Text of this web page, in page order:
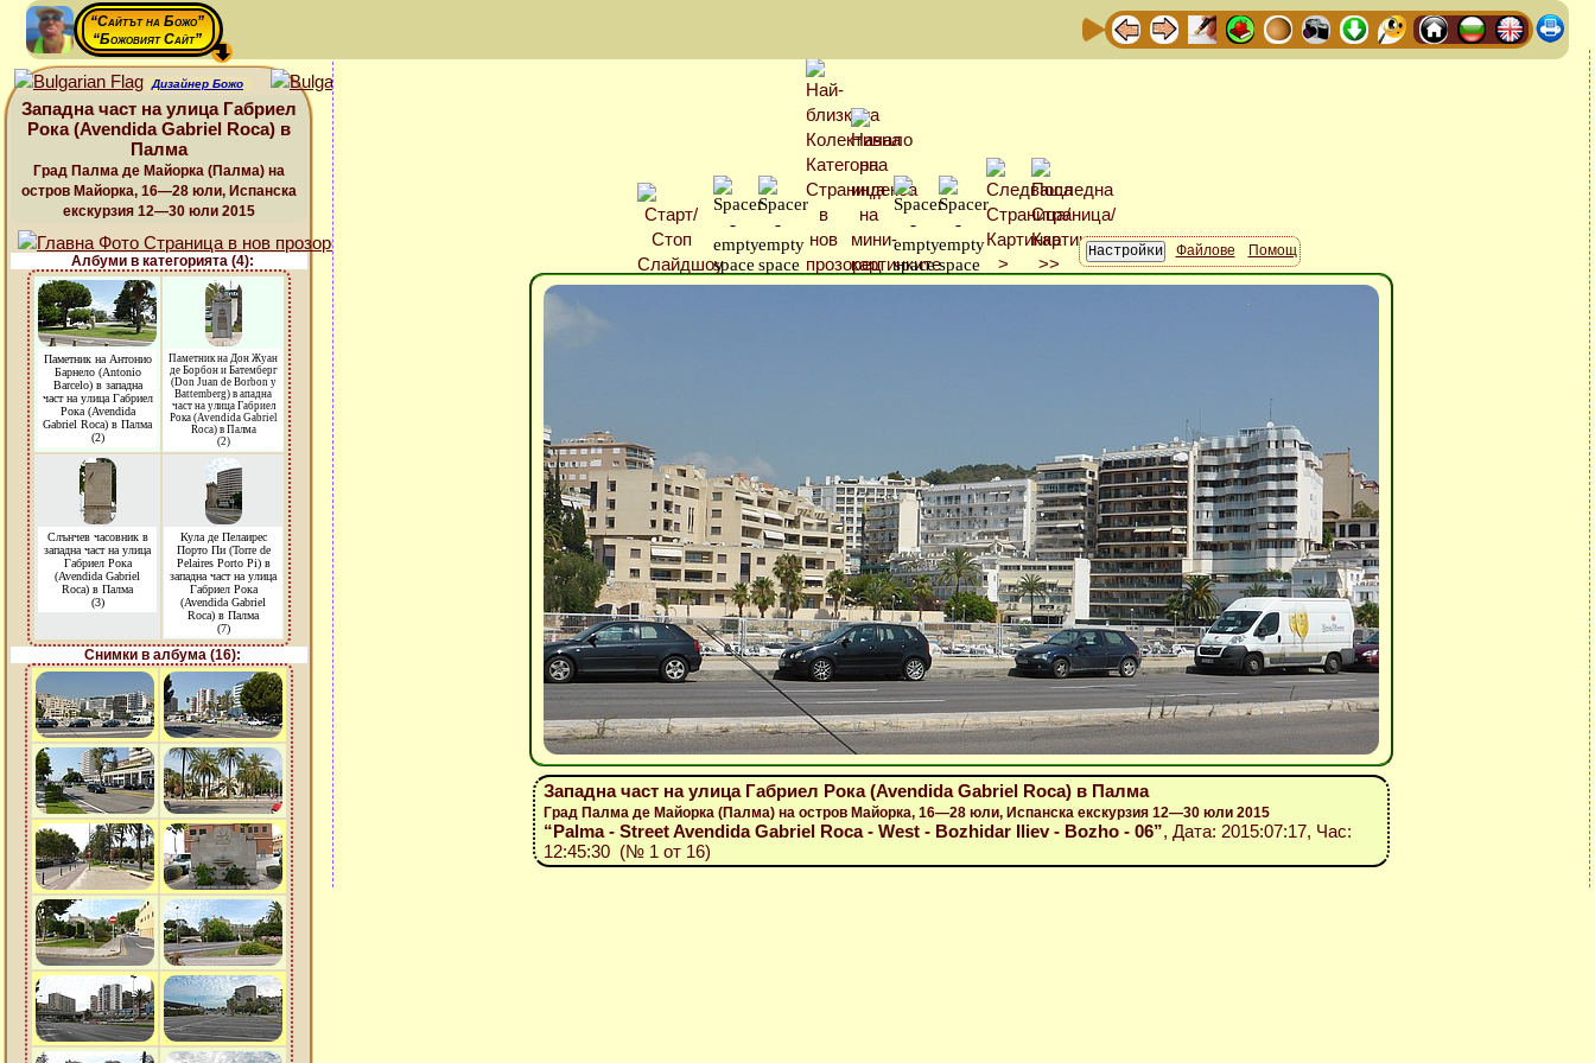
“Сайтът на Божо”
“Божовият Сайт”
Дизайнер Божо
Западна част на улица Габриел
Рока (Avendida Gabriel Roca) в
Палма
Град Палма де Майорка (Палма) на
остров Майорка, 16—28 юли, Испанска
екскурзия 12—30 юли 2015
Албуми в категорията (4):
Паметник на Антонио
Барнело (Antonio
Barcelo) в западна
част на улица Габриел
Рока (Avendida
Gabriel Roca) в Палма
(2)
Паметник на Дон Жуан
де Борбон и Батемберг
(Don Juan de Borbon y
Battemberg) в ападна
част на улица Габриел
Рока (Avendida Gabriel
Roca) в Палма
(2)
Слънчев часовник в
западна част на улица
Габриел Рока
(Avendida Gabriel
Roca) в Палма
(3)
Кула де Пелаирес
Порто Пи (Torre de
Pelaires Porto Pi) в
западна част на улица
Габриел Рока
(Avendida Gabriel
Roca) в Палма
(7)
Снимки в албума (16):
Файлове Помощ
Западна част на улица Габриел Рока (Avendida Gabriel Roca) в Палма
Град Палма де Майорка (Палма) на остров Майорка, 16—28 юли, Испанска екскурзия 12—30 юли 2015
“Palma - Street Avendida Gabriel Roca - West - Bozhidar Iliev - Bozho - 06”, Дата: 2015:07:17, Час:
12:45:30 (№ 1 от 16)